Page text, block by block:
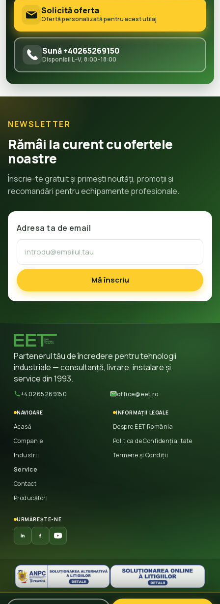
Solicită oferta
Ofertă personalizată pentru acest utilaj
Sună +40265269150
Disponibil L–V, 8:00–18:00
NEWSLETTER
Rămâi la curent cu ofertele
noastre
Înscrie-te gratuit și primești noutăți, promoții și
recomandări pentru echipamente profesionale.
Adresa ta de email
Mă înscriu
Partenerul tău de încredere pentru tehnologii
industriale — consultanță, livrare, instalare și
service din 1993.
+40265269150 office@eet.ro
NAVIGARE
Acasă
Companie
Industrii
Service
Contact
Producători
INFORMAȚII LEGALE
Despre EET România
Politica de Confidențialitate
Termene și Condiții
URMĂREȘTE-NE